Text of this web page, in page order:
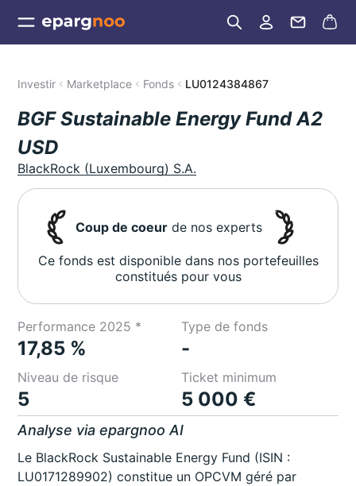
Investir Marketplace Fonds LU0124384867
BGF Sustainable Energy Fund A2
USD
BlackRock (Luxembourg) S.A.
Coup de coeur de nos experts
Ce fonds est disponible dans nos portefeuilles
constitués pour vous
Performance 2025 *
17,85 %
Type de fonds
-
Niveau de risque
5
Ticket minimum
5 000 €
Analyse via epargnoo AI
Le BlackRock Sustainable Energy Fund (ISIN :
LU0171289902) constitue un OPCVM géré par